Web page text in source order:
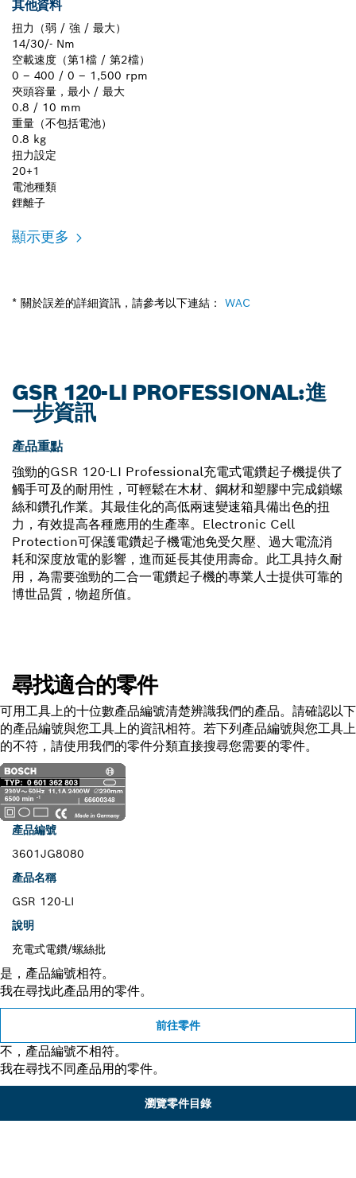
其他資料
扭力（弱 / 強 / 最大）
14/30/- Nm
空載速度（第1檔 / 第2檔）
0 – 400 / 0 – 1,500 rpm
夾頭容量，最小 / 最大
0.8 / 10 mm
重量（不包括電池）
0.8 kg
扭力設定
20+1
電池種類
鋰離子
顯示更多
* 關於誤差的詳細資訊，請參考以下連結： WAC
GSR 120-LI PROFESSIONAL:進
一步資訊
產品重點
強勁的GSR 120-LI Professional充電式電鑽起子機提供了
觸手可及的耐用性，可輕鬆在木材、鋼材和塑膠中完成鎖螺
絲和鑽孔作業。其最佳化的高低兩速變速箱具備出色的扭
力，有效提高各種應用的生產率。Electronic Cell
Protection可保護電鑽起子機電池免受欠壓、過大電流消
耗和深度放電的影響，進而延長其使用壽命。此工具持久耐
用，為需要強勁的二合一電鑽起子機的專業人士提供可靠的
博世品質，物超所值。
尋找適合的零件
可用工具上的十位數產品編號清楚辨識我們的產品。請確認以下
的產品編號與您工具上的資訊相符。若下列產品編號與您工具上
的不符，請使用我們的零件分類直接搜尋您需要的零件。
產品編號
3601JG8080
產品名稱
GSR 120-LI
說明
充電式電鑽/螺絲批
是，產品編號相符。
我在尋找此產品用的零件。
前往零件
不，產品編號不相符。
我在尋找不同產品用的零件。
瀏覽零件目錄